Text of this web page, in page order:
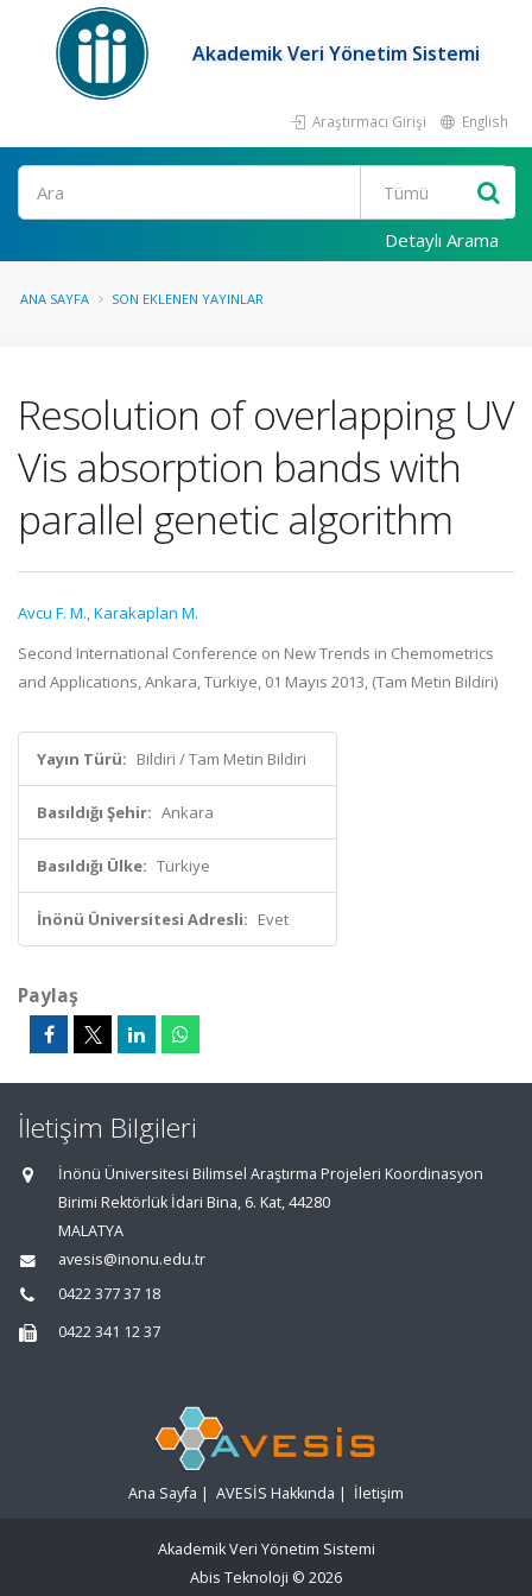
Akademik Veri Yönetim Sistemi
Araştırmacı Girişi English
Ara
Detaylı Arama
ANA SAYFA SON EKLENEN YAYINLAR
Resolution of overlapping UV
Vis absorption bands with
parallel genetic algorithm
Avcu F. M.,Karakaplan M.
Second International Conference on New Trends in Chemometrics
and Applications, Ankara, Türkiye, 01 Mayıs 2013, (Tam Metin Bildiri)
Yayın Türü: Bildiri / Tam Metin Bildiri
Basıldığı Şehir: Ankara
Basıldığı Ülke: Türkiye
İnönü Üniversitesi Adresli: Evet
Paylaş
İletişim Bilgileri
İnönü Üniversitesi Bilimsel Araştırma Projeleri Koordinasyon
Birimi Rektörlük İdari Bina, 6. Kat, 44280
MALATYA
avesis@inonu.edu.tr
0422 377 37 18
0422 341 12 37
Ana Sayfa | AVESİS Hakkında | İletişim
Akademik Veri Yönetim Sistemi
Abis Teknoloji © 2026